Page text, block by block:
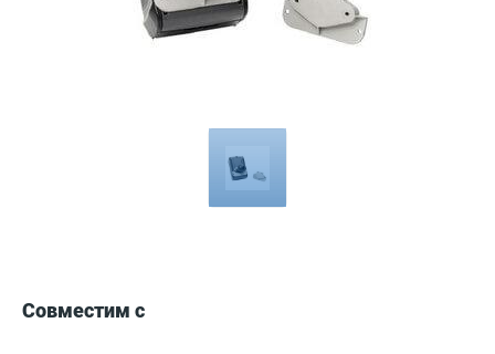
with
Совместим с